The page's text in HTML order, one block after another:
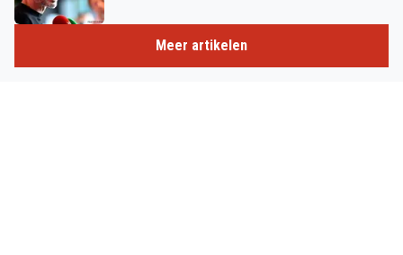
Meer artikelen